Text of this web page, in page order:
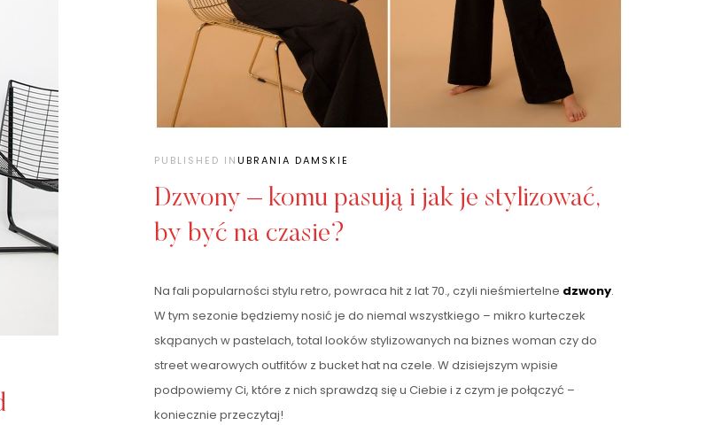
PUBLISHED INUBRANIA DAMSKIE
Dzwony – komu pasują i jak je stylizować,
by być na czasie?
Na fali popularności stylu retro, powraca hit z lat 70., czyli nieśmiertelne dzwony.
W tym sezonie będziemy nosić je do niemal wszystkiego – mikro kurteczek
skąpanych w pastelach, total looków stylizowanych na biznes woman czy do
street wearowych outfitów z bucket hat na czele. W dzisiejszym wpisie
podpowiemy Ci, które z nich sprawdzą się u Ciebie i z czym je połączyć –
koniecznie przeczytaj!